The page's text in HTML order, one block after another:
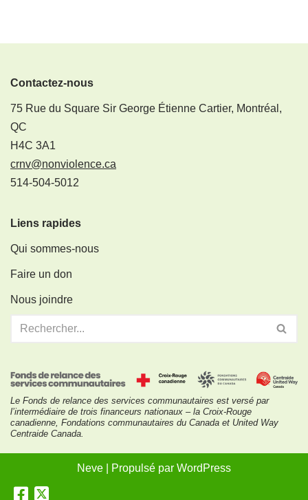
Contactez-nous
75 Rue du Square Sir George Étienne Cartier, Montréal,
QC
H4C 3A1
crnv@nonviolence.ca
514-504-5012
Liens rapides
Qui sommes-nous
Faire un don
Nous joindre
Le Fonds de relance des services communautaires est versé par
l’intermédiaire de trois financeurs nationaux – la Croix-Rouge
canadienne, Fondations communautaires du Canada et United Way
Centraide Canada.
Neve | Propulsé par WordPress